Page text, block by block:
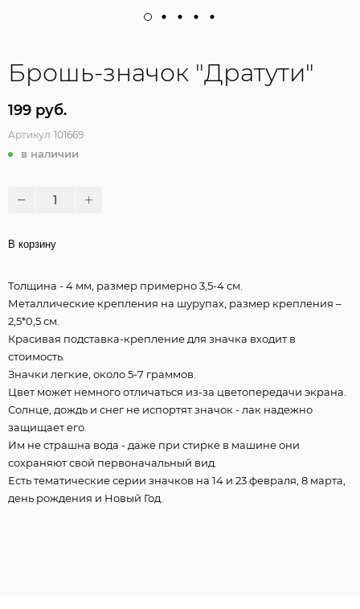
Брошь-значок "Дратути"
199 руб.
Артикул 101669
в наличии
В корзину
Толщина - 4 мм, размер примерно 3,5-4 см.
Металлические крепления на шурупах, размер крепления –
2,5*0,5 см.
Красивая подставка-крепление для значка входит в
стоимость.
Значки легкие, около 5-7 граммов.
Цвет может немного отличаться из-за цветопередачи экрана.
Солнце, дождь и снег не испортят значок - лак надежно
защищает его.
Им не страшна вода - даже при стирке в машине они
сохраняют свой первоначальный вид.
Есть тематические серии значков на 14 и 23 февраля, 8 марта,
день рождения и Новый Год.